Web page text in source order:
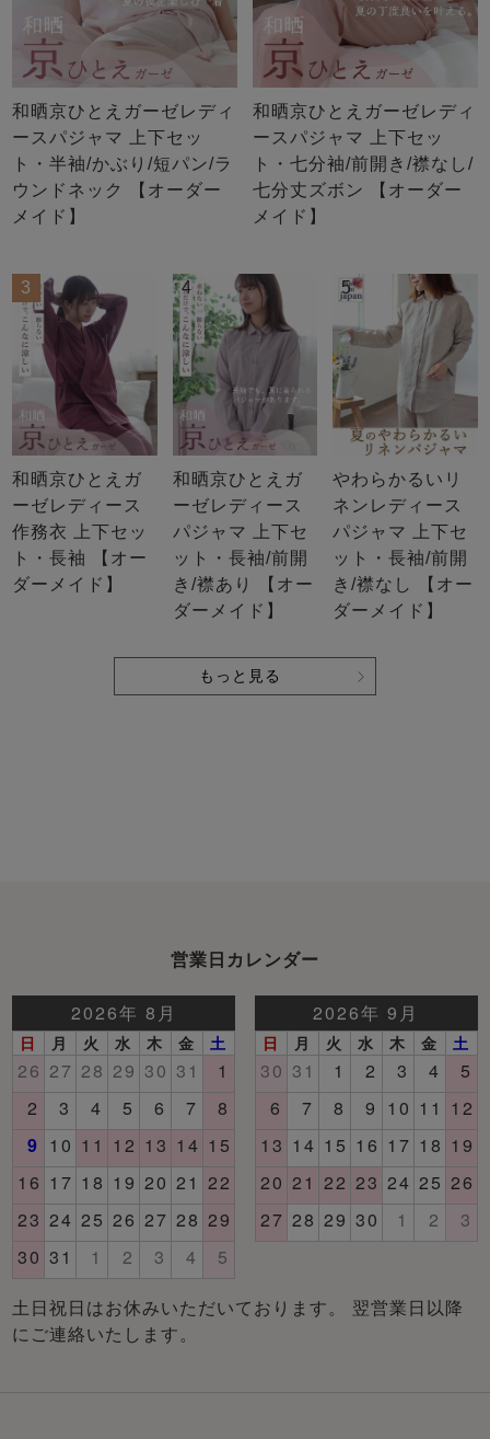
和晒京ひとえガーゼレディ
ースパジャマ 上下セッ
ト・半袖/かぶり/短パン/ラ
ウンドネック 【オーダー
メイド】
和晒京ひとえガーゼレディ
ースパジャマ 上下セッ
ト・七分袖/前開き/襟なし/
七分丈ズボン 【オーダー
メイド】
3
和晒京ひとえガ
ーゼレディース
作務衣 上下セッ
ト・長袖 【オー
ダーメイド】
4
和晒京ひとえガ
ーゼレディース
パジャマ 上下セ
ット・長袖/前開
き/襟あり 【オー
ダーメイド】
5
やわらかるいリ
ネンレディース
パジャマ 上下セ
ット・長袖/前開
き/襟なし 【オー
ダーメイド】
もっと見る
営業日カレンダー
土日祝日はお休みいただいております。 翌営業日以降
にご連絡いたします。